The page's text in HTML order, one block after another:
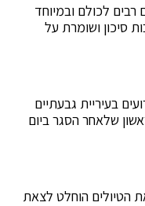
לכולם ובמיוחד
סיכון ושומרת על
בעיריית גבעתיים
שלאחר הסגר ביום
הטיולים הוחלט לצאת